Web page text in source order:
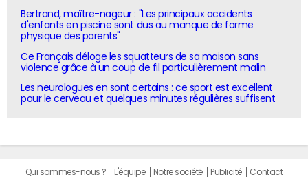
Bertrand, maître-nageur : "Les principaux accidents
d'enfants en piscine sont dus au manque de forme
physique des parents"
Ce Français déloge les squatteurs de sa maison sans
violence grâce à un coup de fil particulièrement malin
Les neurologues en sont certains : ce sport est excellent
pour le cerveau et quelques minutes régulières suffisent
Qui sommes-nous ? L'équipe Notre société Publicité
Contact